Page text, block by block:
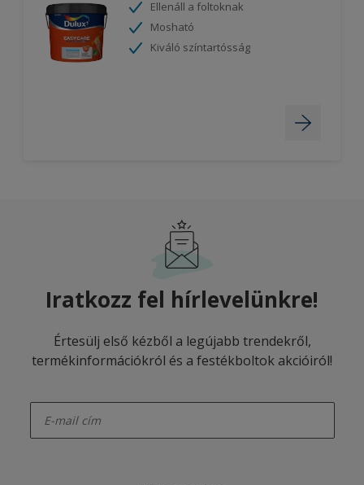
Ellenáll a foltoknak
Mosható
Kiváló színtartósság
Iratkozz fel hírlevelünkre!
Értesülj első kézből a legújabb trendekről,
termékinformációkról és a festékboltok akcióiról!